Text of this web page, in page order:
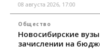
08 августа 2026, 17:00
Общество
Новосибирские
зачислении на